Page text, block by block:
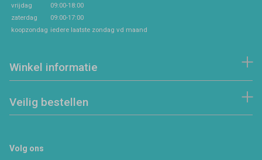
vrijdag
09:00-18:00
zaterdag
09:00-17:00
koopzondag iedere laatste zondag vd maand
Winkel informatie
Veilig bestellen
Volg ons